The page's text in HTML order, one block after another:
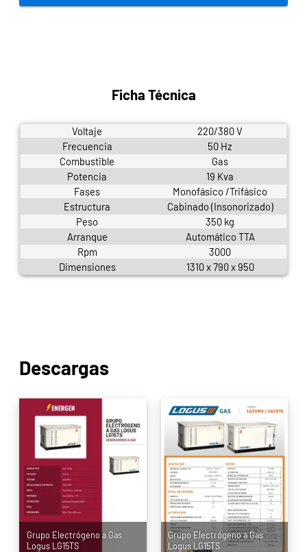
Ficha Técnica
Voltaje
220/380 V
Frecuencia
50 Hz
Combustible
Gas
Potencia
19 Kva
Fases
Monofásico /Trifásico
Estructura
Cabinado (Insonorizado)
Peso
350 kg
Arranque
Automático TTA
Rpm
3000
Dimensiones
1310 x 790 x 950
Descargas
Grupo Electrógeno a Gas
Logus LG15TS
Grupo Electrógeno a Gas
Logus LG15TS